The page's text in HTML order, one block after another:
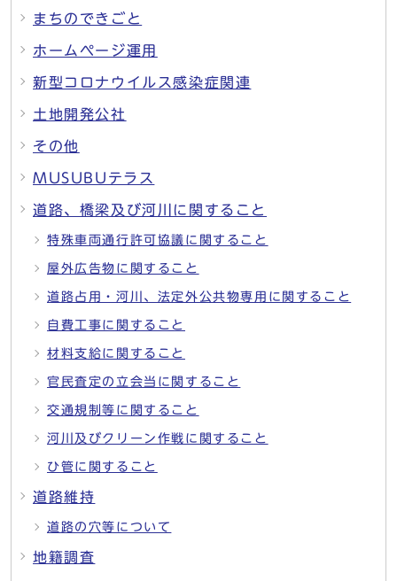
まちのできごと
ホームページ運用
新型コロナウイルス感染症関連
土地開発公社
その他
MUSUBUテラス
道路、橋梁及び河川に関すること
特殊車両通行許可協議に関すること
屋外広告物に関すること
道路占用・河川、法定外公共物専用に関すること
自費工事に関すること
材料支給に関すること
官民査定の立会当に関すること
交通規制等に関すること
河川及びクリーン作戦に関すること
ひ管に関すること
道路維持
道路の穴等について
地籍調査